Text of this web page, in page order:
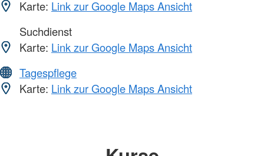
Karte: Link zur Google Maps Ansicht
Suchdienst
Karte: Link zur Google Maps Ansicht
Tagespflege
Karte: Link zur Google Maps Ansicht